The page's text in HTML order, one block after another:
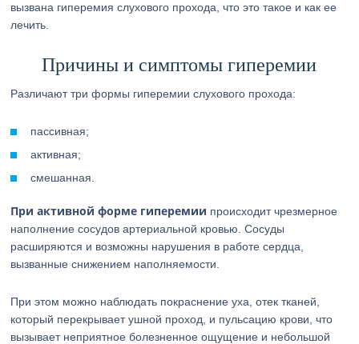
вызвана гиперемия слухового прохода, что это такое и как ее
лечить.
Причины и симптомы гиперемии
Различают три формы гиперемии слухового прохода:
пассивная;
активная;
смешанная.
При активной форме гиперемии происходит чрезмерное
наполнение сосудов артериальной кровью. Сосуды
расширяются и возможны нарушения в работе сердца,
вызванные снижением наполняемости.
При этом можно наблюдать покраснение уха, отек тканей,
который перекрывает ушной проход, и пульсацию крови, что
вызывает неприятное болезненное ощущение и небольшой